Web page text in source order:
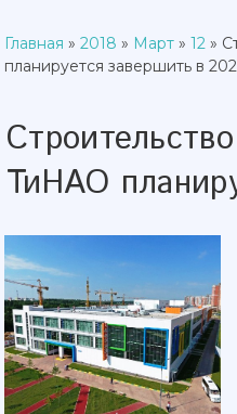
Главная » 2018 » Март » 12 »
планируется завершить в
ТиНАО